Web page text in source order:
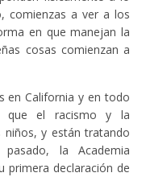
comienzas a ver a los
en que manejan la
cosas comienzan a
en California y en todo
que el racismo y la
niños, y están tratando
la Academia
primera declaración de